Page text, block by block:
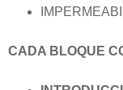
CADA BLOQUE